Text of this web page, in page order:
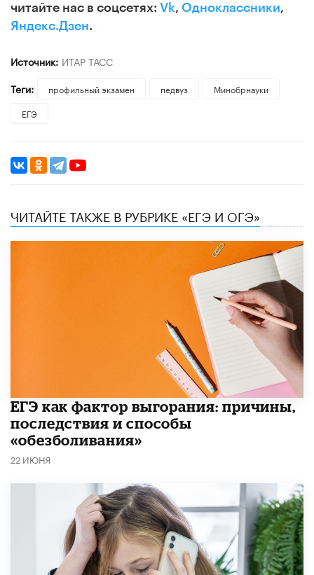
читайте нас в соцсетях: Vk, Одноклассники,
Яндекс.Дзен.
Источник: ИТАР ТАСС
Теги:
профильный экзамен педвуз
Минобрнауки
ЕГЭ
ЧИТАЙТЕ ТАКЖЕ В РУБРИКЕ «ЕГЭ И ОГЭ»
​ЕГЭ как фактор выгорания: причины,
последствия и способы
«обезболивания»
22 ИЮНЯ